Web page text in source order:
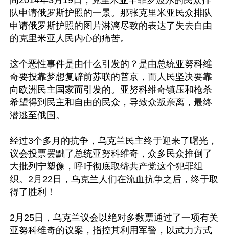
队申请俄罗斯护照的一景。那张克里米亚民众排队
申请俄罗斯护照的图片淋漓尽致的表达了失去自由
的克里米亚人民内心的痛苦。
这个恶性事件是由什么引发的？是由总统亚努科维
奇要投靠梦想复辟前苏联的普京，而人民坚决要靠
向欧洲民主国家而引发的。亚努科维奇镇压和枪杀
希望得到民主和自由的民众，导致众叛亲离，最终
潜逃至俄国。
经过3个多月的抗争，乌克兰民主终于迎来了曙光，
议会投票罢黜了总统亚努科维奇，众多民众推倒了
大批列宁塑像，呼吁彻底取缔共产党这个犯罪组
织。2月22日，乌克兰人们在流血抗争之后，终于取
得了胜利！
2月25日，乌克兰议会以绝对多数票通过了一项有关
亚努科维奇的议案，指控其利用军警，以武力方式